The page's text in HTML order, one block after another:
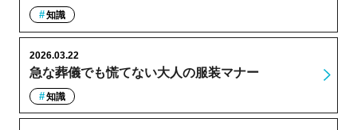
知識
急な葬儀でも慌てない大人の服装マナー
2026.03.22
知識